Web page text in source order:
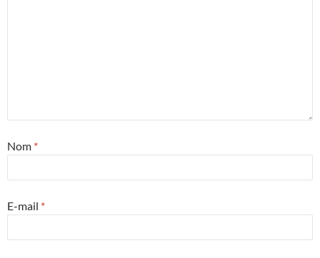
Nom *
E-mail *